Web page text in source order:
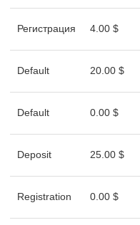
Регистрация 4.00 $
Default 20.00 $
Default 0.00 $
Deposit 25.00 $
Registration 0.00 $